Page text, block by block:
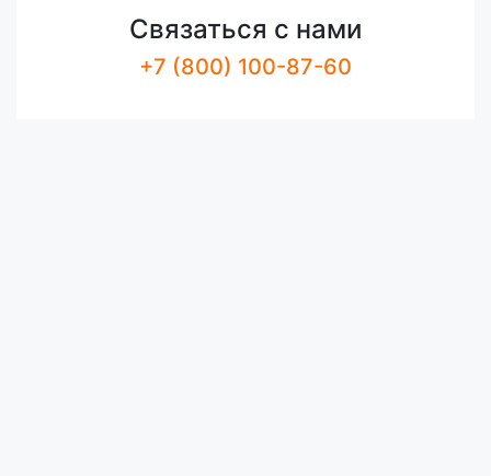
Связаться с нами
+7 (800) 100-87-60